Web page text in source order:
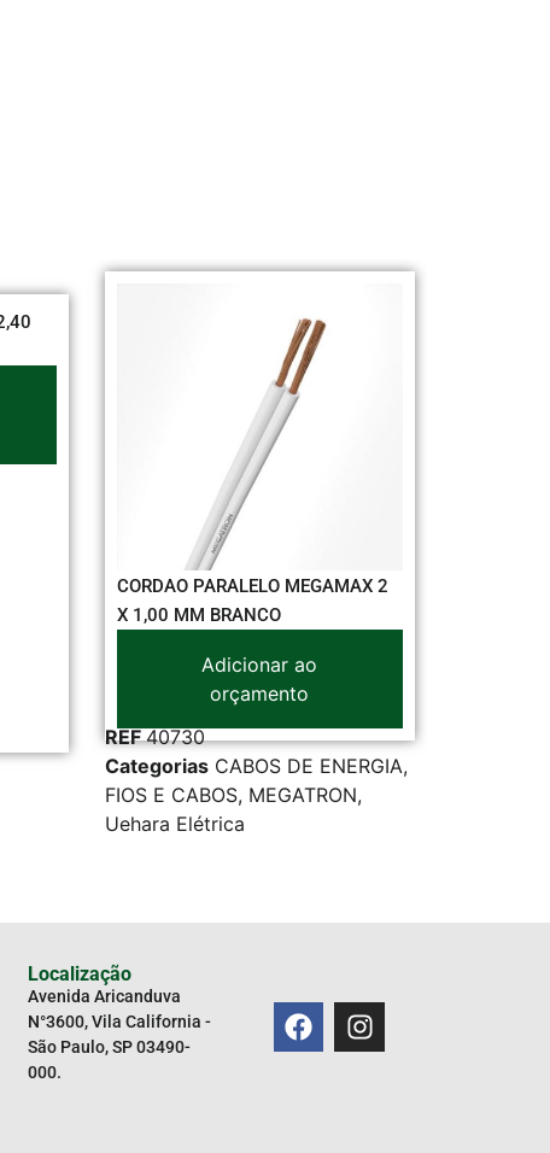
CORDAO PARALELO MEGAMAX 2
X 1,00 MM BRANCO
Adicionar ao
orçamento
REF40730
Categorias CABOS DE ENERGIA,
FIOS E CABOS,MEGATRON,
Uehara Elétrica
Localização
Avenida Aricanduva
N°3600, Vila California -
São Paulo, SP 03490-
000.